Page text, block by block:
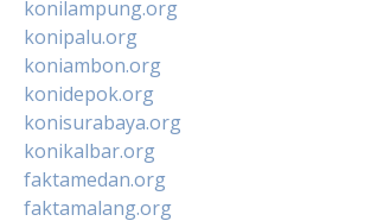
konilampung.org
konipalu.org
koniambon.org
konidepok.org
konisurabaya.org
konikalbar.org
faktamedan.org
faktamalang.org